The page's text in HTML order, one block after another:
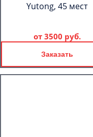
Yutong, 45 мест
от 3500 руб.
Заказать